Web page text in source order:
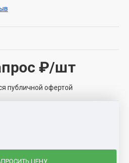
₽/шт
публичной офертой
ЦЕНУ